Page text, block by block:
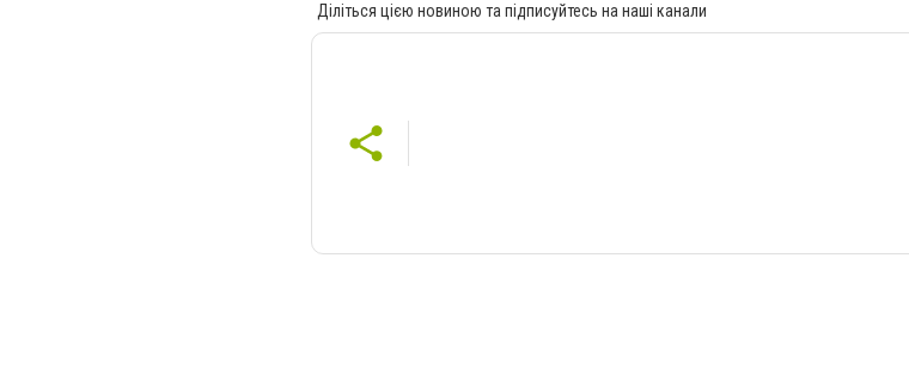
Діліться цією новиною та підписуйтесь на наші канали